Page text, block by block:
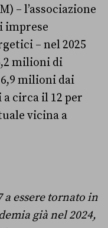
– l’associazione
imprese
– nel 2025
milioni di
milioni dai
circa il 12 per
vicina a
a essere tornato in
già nel 2024,